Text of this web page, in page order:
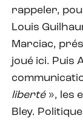
rappeler,
Louis
Marciac,
joué ici. Puis
liberté », les
Bley.